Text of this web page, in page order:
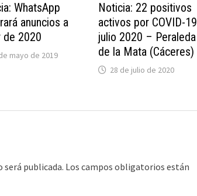
WhatsApp
anuncios a
de 2020
mayo de 2019
Noticia: 22 positivos
activos por COVID-19
julio 2020 – Peraleda
de la Mata (Cáceres)
28 de julio de 2020
será publicada. Los campos obligatorios están